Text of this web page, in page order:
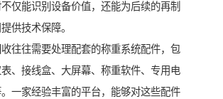
仅能识别设备价值，还能为后续的再制
供技术保障。
往往需要处理配套的称重系统配件，包
、接线盒、大屏幕、称重软件、专用电
一家经验丰富的平台，能够对这些配件